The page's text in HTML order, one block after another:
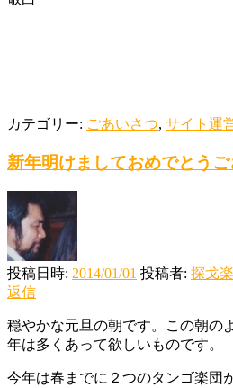
カテゴリー: ごあいさつ, サイト運
新年明けましておめでとう
投稿日時: 2014/01/01 投稿者: 探戈
返信
穏やかな元旦の朝です。この朝の
年は多くあって欲しいものです。
今年は春までに２つのタンゴ楽団